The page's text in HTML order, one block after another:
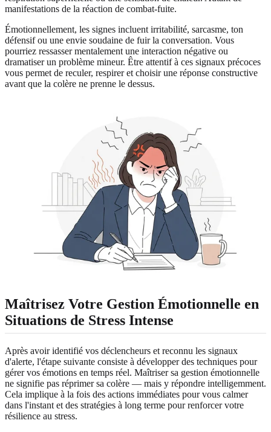
manifestations de la réaction de combat-fuite.
Émotionnellement, les signes incluent irritabilité, sarcasme, ton
défensif ou une envie soudaine de fuir la conversation. Vous
pourriez ressasser mentalement une interaction négative ou
dramatiser un problème mineur. Être attentif à ces signaux précoces
vous permet de reculer, respirer et choisir une réponse constructive
avant que la colère ne prenne le dessus.
Maîtrisez Votre Gestion Émotionnelle en
Situations de Stress Intense
Après avoir identifié vos déclencheurs et reconnu les signaux
d'alerte, l'étape suivante consiste à développer des techniques pour
gérer vos émotions en temps réel. Maîtriser sa gestion émotionnelle
ne signifie pas réprimer sa colère — mais y répondre intelligemment.
Cela implique à la fois des actions immédiates pour vous calmer
dans l'instant et des stratégies à long terme pour renforcer votre
résilience au stress.